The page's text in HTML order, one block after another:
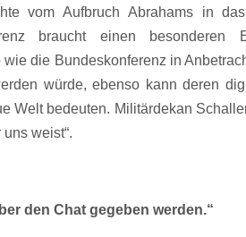
vom Aufbruch Abrahams in
braucht einen
die Bundeskonferenz in
würde, ebenso kann deren
Welt bedeuten. Militärdekan
weist“.
den Chat gegeben werden.“